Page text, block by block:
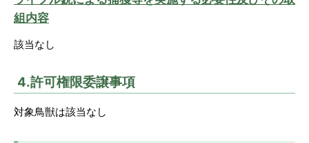
組内容
該当なし
4.許可権限委譲事項
対象鳥獣は該当なし